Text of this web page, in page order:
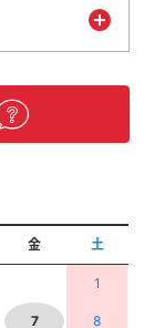
金 土
1
7 8